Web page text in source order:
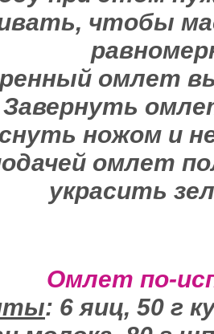
чтобы
омлет
Завернуть
ножом и
омлет
украсить
Омлет по-
: 6 яиц, 50 г